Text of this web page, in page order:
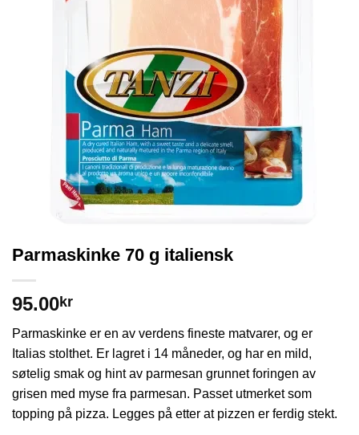
Parmaskinke 70 g italiensk
95.00kr
Parmaskinke er en av verdens fineste matvarer, og er
Italias stolthet. Er lagret i 14 måneder, og har en mild,
søtelig smak og hint av parmesan grunnet foringen av
grisen med myse fra parmesan. Passet utmerket som
topping på pizza. Legges på etter at pizzen er ferdig stekt.